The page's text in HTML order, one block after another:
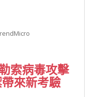
索病毒攻擊
來新考驗